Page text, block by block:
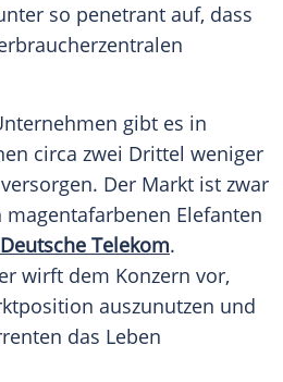
so penetrant auf, dass
gibt es in
circa zwei Drittel weniger
Der Markt ist zwar
Elefanten
Deutsche Telekom.
wirft dem Konzern vor,
auszunutzen und
das Leben